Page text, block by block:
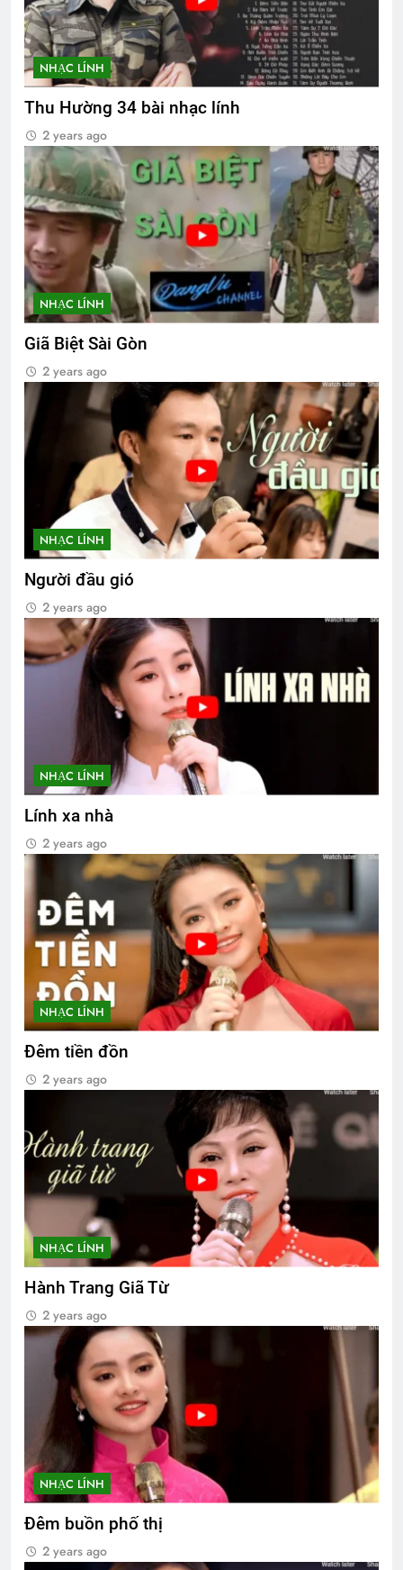
NHẠC LÍNH
Thu Hường 34 bài nhạc lính
2 years ago
NHẠC LÍNH
Giã Biệt Sài Gòn
2 years ago
NHẠC LÍNH
Người đầu gió
2 years ago
NHẠC LÍNH
Lính xa nhà
2 years ago
NHẠC LÍNH
Đêm tiền đồn
2 years ago
NHẠC LÍNH
Hành Trang Giã Từ
2 years ago
NHẠC LÍNH
Đêm buồn phố thị
2 years ago